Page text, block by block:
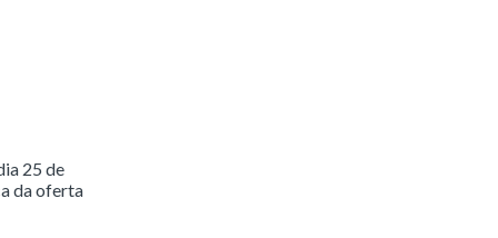
25 de
da oferta